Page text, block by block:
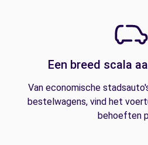
Een breed scala
Van economische
bestelwagens, vind het
behoeften